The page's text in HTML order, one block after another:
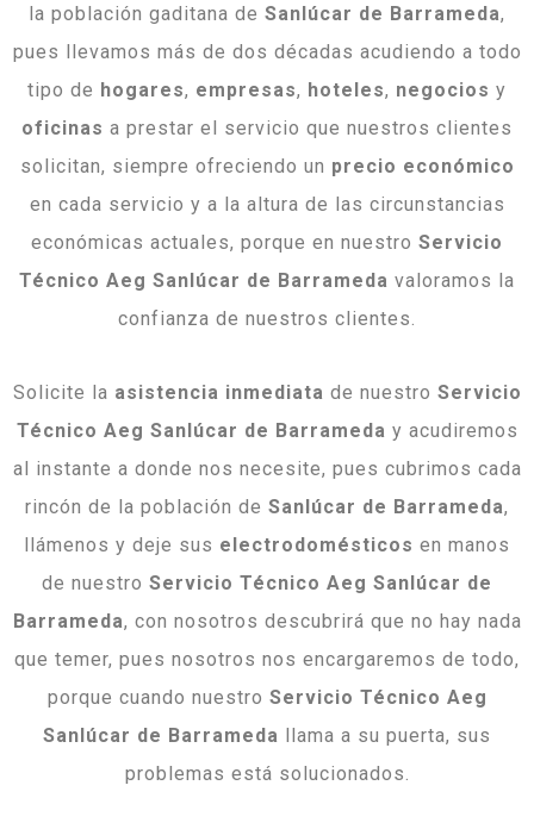
la población gaditana de Sanlúcar de Barrameda,
pues llevamos más de dos décadas acudiendo a todo
tipo de hogares, empresas, hoteles, negocios y
oficinas a prestar el servicio que nuestros clientes
solicitan, siempre ofreciendo un precio económico
en cada servicio y a la altura de las circunstancias
económicas actuales, porque en nuestro Servicio
Técnico Aeg Sanlúcar de Barrameda valoramos la
confianza de nuestros clientes.
Solicite la asistencia inmediata de nuestro Servicio
Técnico Aeg Sanlúcar de Barrameda y acudiremos
al instante a donde nos necesite, pues cubrimos cada
rincón de la población de Sanlúcar de Barrameda,
llámenos y deje sus electrodomésticos en manos
de nuestro Servicio Técnico Aeg Sanlúcar de
Barrameda, con nosotros descubrirá que no hay nada
que temer, pues nosotros nos encargaremos de todo,
porque cuando nuestro Servicio Técnico Aeg
Sanlúcar de Barrameda llama a su puerta, sus
problemas está solucionados.